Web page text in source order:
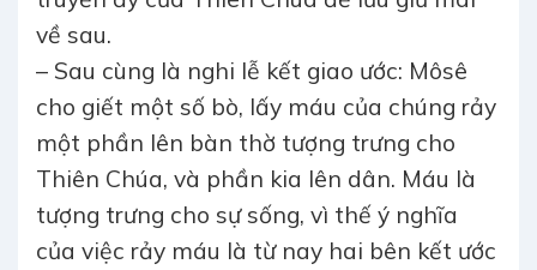
về sau.
– Sau cùng là nghi lễ kết giao ước: Môsê
cho giết một số bò, lấy máu của chúng rảy
một phần lên bàn thờ tượng trưng cho
Thiên Chúa, và phần kia lên dân. Máu là
tượng trưng cho sự sống, vì thế ý nghĩa
của việc rảy máu là từ nay hai bên kết ước